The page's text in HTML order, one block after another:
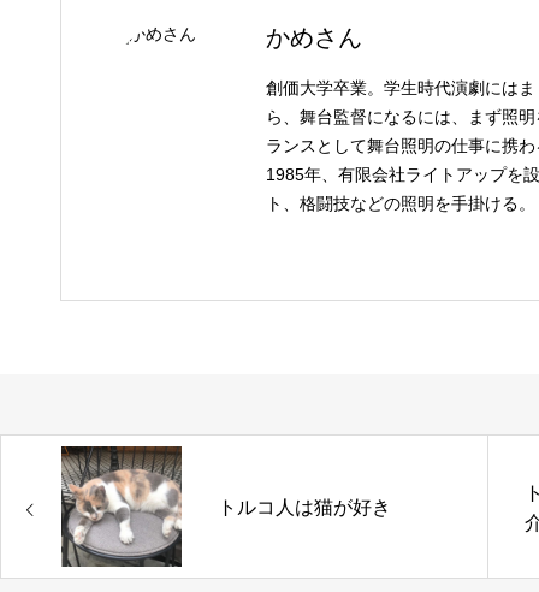
かめさん
創価大学卒業。学生時代演劇には
ら、舞台監督になるには、まず照
ランスとして舞台照明の仕事に携
1985年、有限会社ライトアップを
ト、格闘技などの照明を手掛ける。
トルコ人は猫が好き